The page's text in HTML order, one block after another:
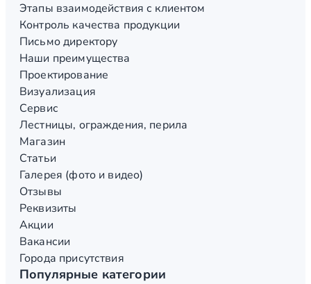
Этапы взаимодействия с клиентом
Контроль качества продукции
Письмо директору
Наши преимущества
Проектирование
Визуализация
Сервис
Лестницы, ограждения, перила
Магазин
Статьи
Галерея (фото и видео)
Отзывы
Реквизиты
Акции
Вакансии
Города присутствия
Популярные категории